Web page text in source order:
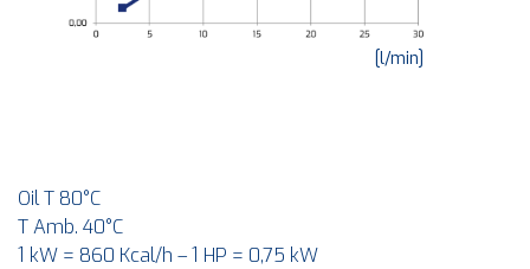
[l/min]
Oil T 80°C
T Amb. 40°C
1 kW = 860 Kcal/h – 1 HP = 0,75 kW